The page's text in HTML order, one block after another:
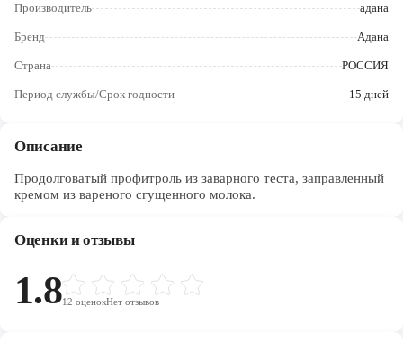
Производитель адана
Бренд Адана
Страна РОССИЯ
Период службы/Срок годности 15 дней
Описание
Продолговатый профитроль из заварного теста, заправленный
кремом из вареного сгущенного молока.
Оценки и отзывы
1.812 оценокНет отзывов